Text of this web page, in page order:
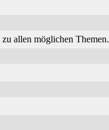
allen möglichen Themen.